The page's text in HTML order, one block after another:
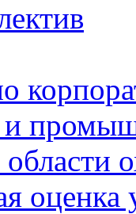
оценка